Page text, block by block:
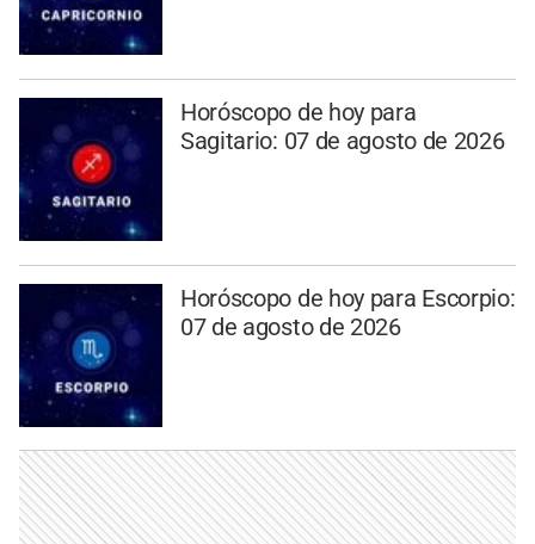
Horóscopo de hoy para
Sagitario: 07 de agosto de 2026
Horóscopo de hoy para Escorpio:
07 de agosto de 2026